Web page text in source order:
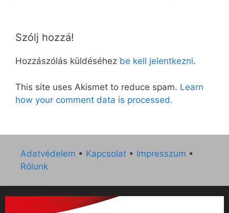
Szólj hozzá!
Hozzászólás küldéséhez be kell jelentkezni.
This site uses Akismet to reduce spam. Learn
how your comment data is processed.
Adatvédelem • Kapcsolat • Impresszum •
Rólunk